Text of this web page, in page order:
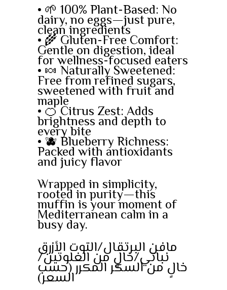
• 🌱 100% Plant-Based: No
dairy, no eggs—just pure,
clean ingredients
• 🌾 Gluten-Free Comfort:
Gentle on digestion, ideal
for wellness-focused eaters
• 🍬 Naturally Sweetened:
Free from refined sugars,
sweetened with fruit and
maple
• 🍊 Citrus Zest: Adds
brightness and depth to
every bite
• 🫐 Blueberry Richness:
Packed with antioxidants
and juicy flavor
Wrapped in simplicity,
rooted in purity—this
muffin is your moment of
Mediterranean calm in a
busy day.
مافن البرتقال/التوت الأزرق
نباتي/خالٍ من الغلوتين/
خالٍ من السكر المكرر (حسب
السعر)